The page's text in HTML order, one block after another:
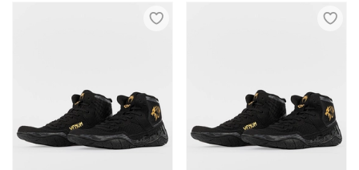
эффективных и безопасных
отлично подходит для активного образа жизни.
Они имеют легкую и гибкую конструкцию, которая
обеспечивает комфорт и свободу движений.
Боксерки изготовлены из высококачественных